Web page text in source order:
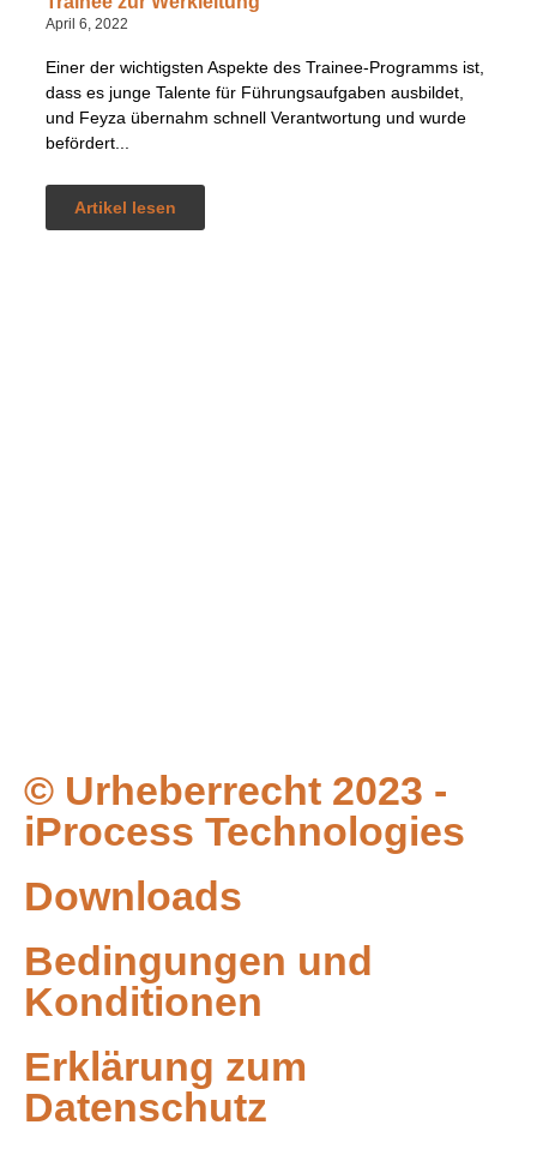
April 6, 2022
Einer der wichtigsten Aspekte des Trainee-Programms ist,
dass es junge Talente für Führungsaufgaben ausbildet,
und Feyza übernahm schnell Verantwortung und wurde
befördert...
Artikel lesen
© Urheberrecht 2023 -
iProcess Technologies
Downloads
Bedingungen und
Konditionen
Erklärung zum
Datenschutz